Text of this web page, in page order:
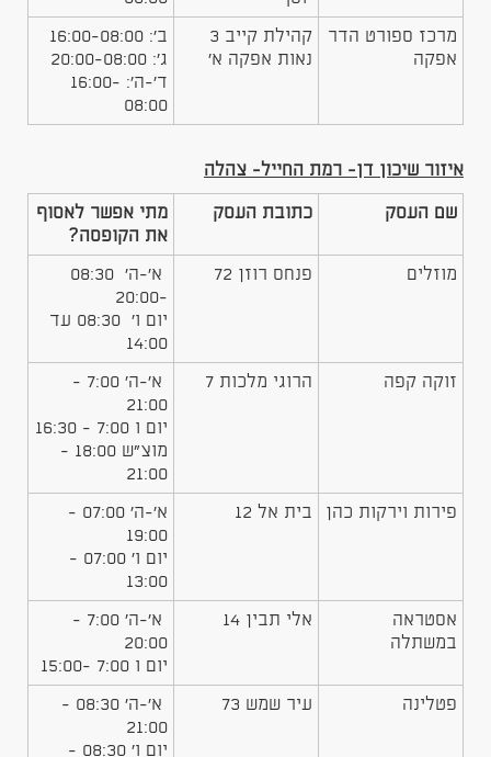
מרכז ספורט הדר
אפקה
קהילת קייב 3
נאות אפקה א'
ב': 16:00-08:00
ג': 20:00-08:00
ד'-ה': 16:00-
08:00
איזור שיכון דן- רמת החייל- צהלה
שם העסק כתובת העסק
מתי אפשר לאסוף
את הקופסה?
מוזלים פנחס רוזן 72
א'-ה' 08:30
-20:00
יום ו' 08:30 עד
14:00
זוקה קפה הרוגי מלכות 7
א'-ה' 7:00 -
21:00
יום ו 7:00 - 16:30
מוצ"ש 18:00 -
21:00
פירות וירקות כהן בית אל 12
א'-ה' 07:00 -
19:00
יום ו' 07:00 -
13:00
אסטראה
במשתלה
אלי תבין 14
א'-ה' 7:00 -
20:00
יום ו 7:00 -15:00
פטלינה עיר שמש 73
א'-ה' 08:30 -
21:00
יום ו' 08:30 -